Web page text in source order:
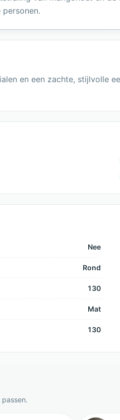
en een zachte, stijlvolle
Nee
Rond
130
Mat
130